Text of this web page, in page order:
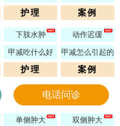
护理 案例
下肢水肿 动作迟缓
甲减吃什么好 甲减怎么引起的
护理 案例
电话问诊
单侧肿大 双侧肿大